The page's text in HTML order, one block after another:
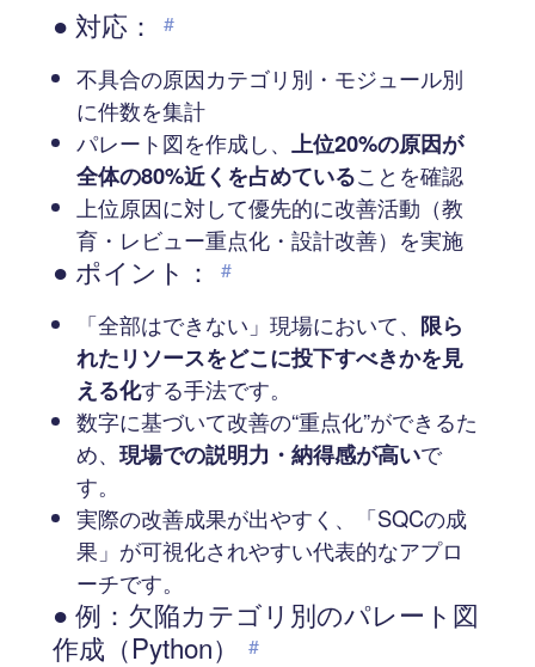
● 対応： #
不具合の原因カテゴリ別・モジュール別
に件数を集計
パレート図を作成し、 上位20%の原因が
全体の80%近くを占めていることを確認
上位原因に対して優先的に改善活動（教
育・レビュー重点化・設計改善）を実施
● ポイント： #
「全部はできない」現場において、 限ら
れたリソースをどこに投下すべきかを見
える化する手法です。
数字に基づいて改善の“重点化”ができるた
め、 現場での説明力・納得感が高いで
す。
実際の改善成果が出やすく、「SQCの成
果」が可視化されやすい代表的なアプロ
ーチです。
● 例：欠陥カテゴリ別のパレート図
作成（Python）
#